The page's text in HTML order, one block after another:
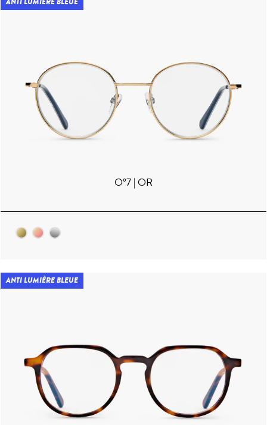
ANTI LUMIÈRE BLEUE
O°7 | OR
ANTI LUMIÈRE BLEUE